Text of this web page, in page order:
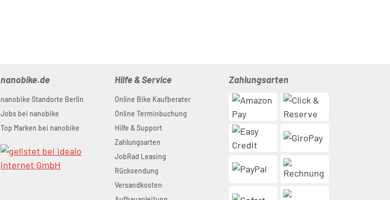
nanobike.de
nanobike Standorte Berlin
Jobs bei nanobike
Top Marken bei nanobike
Hilfe & Service
Online Bike Kaufberater
Online Terminbuchung
Hilfe & Support
Zahlungsarten
JobRad Leasing
Rücksendung
Versandkosten
Zahlungsarten